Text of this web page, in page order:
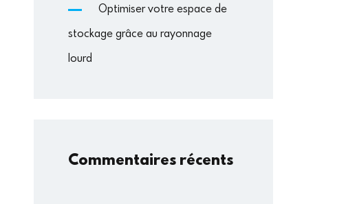
Optimiser votre espace de
stockage grâce au rayonnage
lourd
Commentaires récents